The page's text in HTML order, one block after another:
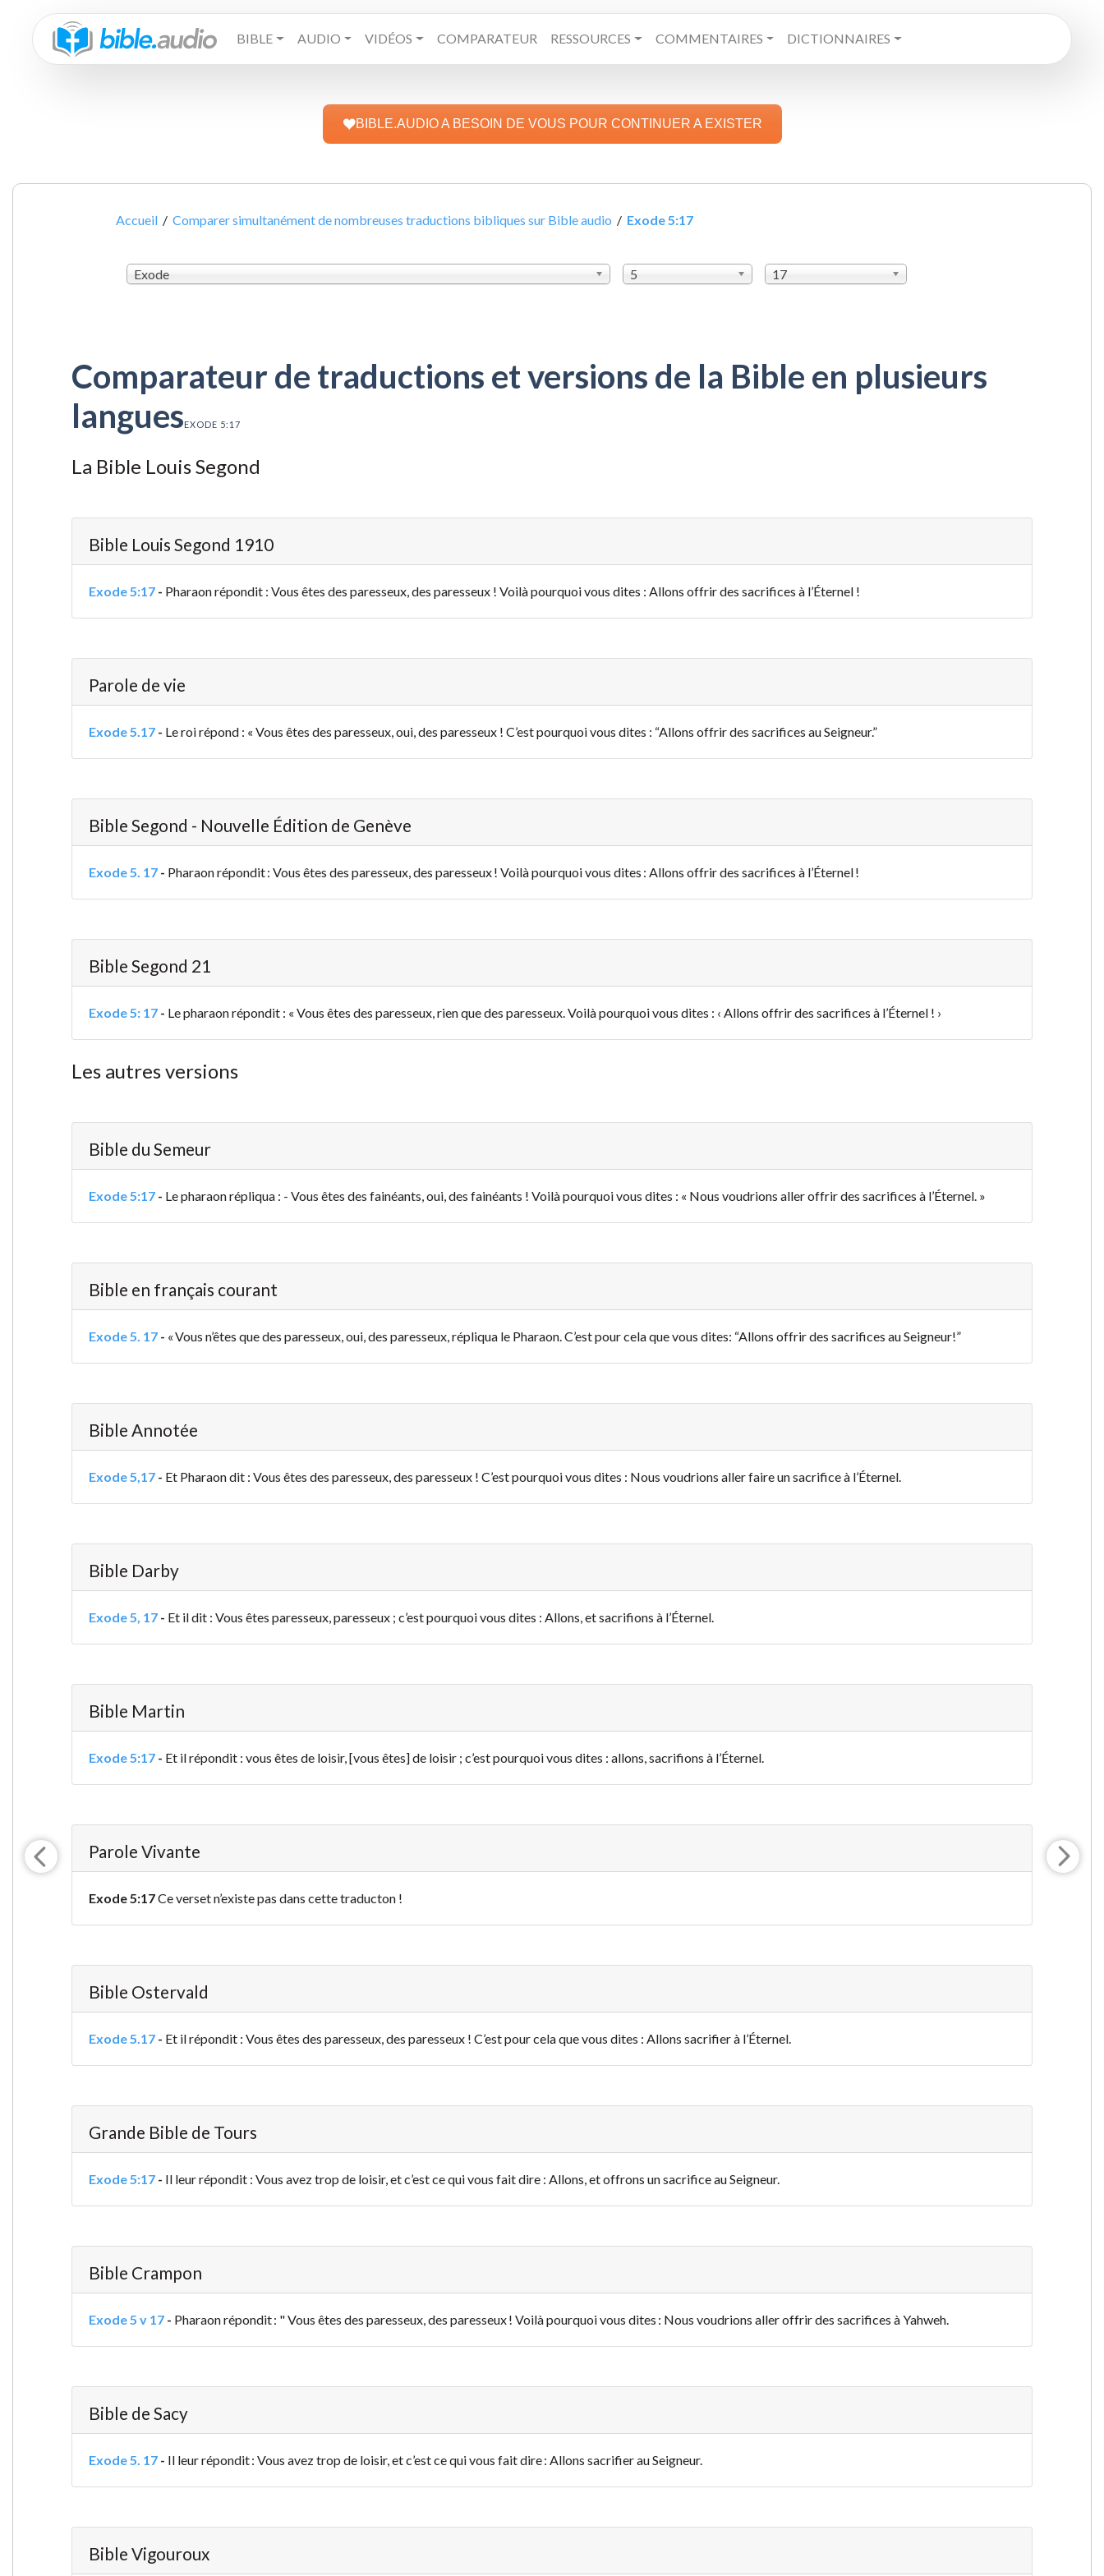
BIBLE AUDIO VIDÉOS COMPARATEUR RESSOURCES COMMENTAIRES DICTIONNAIRES
BIBLE.AUDIO A BESOIN DE VOUS POUR CONTINUER A EXISTER
Accueil /Comparer simultanément de nombreuses traductions bibliques sur Bible audio / Exode 5:17
Exode 5 17
Comparateur de traductions et versions de la Bible en plusieurs
languesEXODE 5:17
La Bible Louis Segond
Bible Louis Segond 1910
Exode 5:17- Pharaon répondit : Vous êtes des paresseux, des paresseux ! Voilà pourquoi vous dites : Allons offrir des sacrifices à l’Éternel !
Parole de vie
Exode 5.17- Le roi répond : « Vous êtes des paresseux, oui, des paresseux ! C’est pourquoi vous dites : “Allons offrir des sacrifices au Seigneur.”
Bible Segond - Nouvelle Édition de Genève
Exode 5. 17- Pharaon répondit : Vous êtes des paresseux, des paresseux ! Voilà pourquoi vous dites : Allons offrir des sacrifices à l’Éternel !
Bible Segond 21
Exode 5: 17- Le pharaon répondit : « Vous êtes des paresseux, rien que des paresseux. Voilà pourquoi vous dites : ‹ Allons offrir des sacrifices à l’Éternel ! ›
Les autres versions
Bible du Semeur
Exode 5:17- Le pharaon répliqua : - Vous êtes des fainéants, oui, des fainéants ! Voilà pourquoi vous dites : « Nous voudrions aller offrir des sacrifices à l’Éternel. »
Bible en français courant
Exode 5. 17- « Vous n’êtes que des paresseux, oui, des paresseux, répliqua le Pharaon. C’est pour cela que vous dites: “Allons offrir des sacrifices au Seigneur!”
Bible Annotée
Exode 5,17- Et Pharaon dit : Vous êtes des paresseux, des paresseux ! C’est pourquoi vous dites : Nous voudrions aller faire un sacrifice à l’Éternel.
Bible Darby
Exode 5, 17- Et il dit : Vous êtes paresseux, paresseux ; c’est pourquoi vous dites : Allons, et sacrifions à l’Éternel.
Bible Martin
Exode 5:17- Et il répondit : vous êtes de loisir, [vous êtes] de loisir ; c’est pourquoi vous dites : allons, sacrifions à l’Éternel.
Parole Vivante
Exode 5:17Ce verset n’existe pas dans cette traducton !
Bible Ostervald
Exode 5.17- Et il répondit : Vous êtes des paresseux, des paresseux ! C’est pour cela que vous dites : Allons sacrifier à l’Éternel.
Grande Bible de Tours
Exode 5:17- Il leur répondit : Vous avez trop de loisir, et c’est ce qui vous fait dire : Allons, et offrons un sacrifice au Seigneur.
Bible Crampon
Exode 5 v 17- Pharaon répondit : " Vous êtes des paresseux, des paresseux ! Voilà pourquoi vous dites : Nous voudrions aller offrir des sacrifices à Yahweh.
Bible de Sacy
Exode 5. 17- Il leur répondit : Vous avez trop de loisir, et c’est ce qui vous fait dire : Allons sacrifier au Seigneur.
Bible Vigouroux